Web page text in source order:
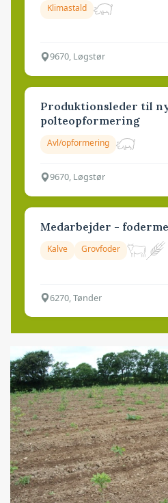
Klimastald
9670, Løgstør
Produktionsleder til
polteopformering
Avl/opformering
9670, Løgstør
Medarbejder -
Kalve Grovfoder
6270, Tønder